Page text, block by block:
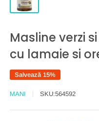
Masline verzi
cu lamaie si
Salvează 15%
MANI SKU:564592